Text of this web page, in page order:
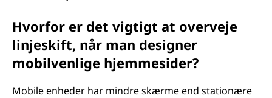
Hvorfor er det vigtigt at overveje
linjeskift, når man designer
mobilvenlige hjemmesider?
Mobile enheder har mindre skærme end stationære